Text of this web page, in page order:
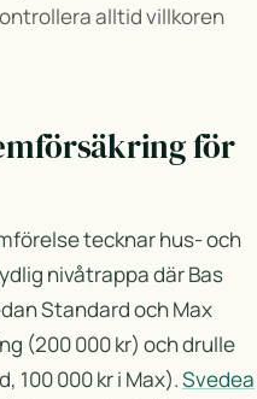
alltid villkoren
för
tecknar hus- och
nivåtrappa där Bas
Standard och Max
(200 000 kr) och drulle
100 000 kr i Max).Svedea